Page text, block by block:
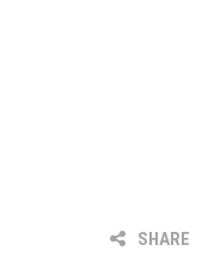
SHARE